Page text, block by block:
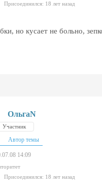
Присоединился: 18 лет назад
но кусает не больно,
ОльгаN
Участник
Автор темы
14:09
Присоединился: 18 лет назад